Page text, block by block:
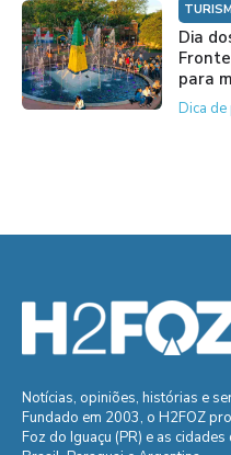
Dia
para
Dica
Notícias, opiniões, histórias e
Fundado em 2003, o H2FOZ
Foz do Iguaçu (PR) e as